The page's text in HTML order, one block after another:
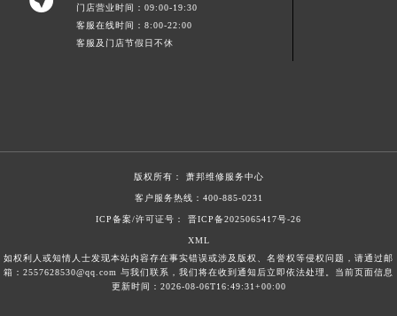
门店营业时间：09:00-19:30
客服在线时间：8:00-22:00
客服及门店节假日不休
版权所有： 萧邦维修服务中心
客户服务热线： 400-885-0231
ICP备案/许可证号： 晋ICP备2025065417号-26
XML
如权利人或知情人士发现本站内容存在事实错误或涉及版权、名誉权等侵权问题，请通过邮
箱：2557628530@qq.com 与我们联系，我们将在收到通知后立即依法处理。当前页面信息
更新时间：2026-08-06T16:49:31+00:00